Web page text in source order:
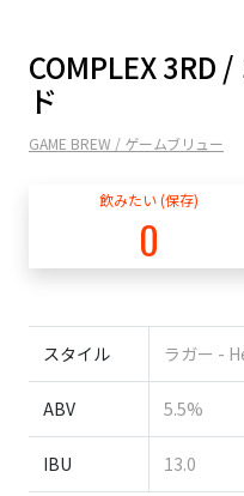
COMPLEX 3RD
ド
GAME BREW / ゲームブリュー
飲みたい (保存)
0
スタイル ラガー -
ABV 5.5%
IBU 13.0